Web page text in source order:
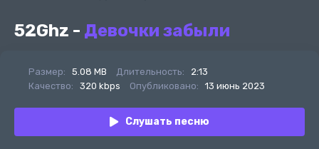
52Ghz - Девочки забыли
Размер: 5.08 MB Длительность:
2:13
Качество:
320 kbps Опубликовано: 13 июнь 2023
Слушать песню